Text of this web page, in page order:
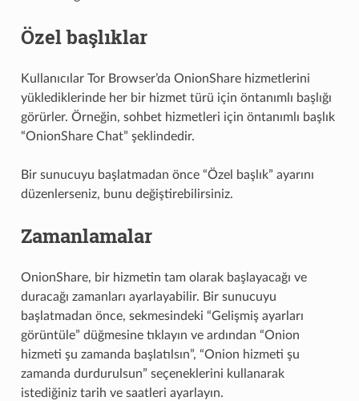
Özel başlıklar
Kullanıcılar Tor Browser’da OnionShare hizmetlerini
yüklediklerinde her bir hizmet türü için öntanımlı başlığı
görürler. Örneğin, sohbet hizmetleri için öntanımlı başlık
“OnionShare Chat” şeklindedir.
Bir sunucuyu başlatmadan önce “Özel başlık” ayarını
düzenlerseniz, bunu değiştirebilirsiniz.
Zamanlamalar
OnionShare, bir hizmetin tam olarak başlayacağı ve
duracağı zamanları ayarlayabilir. Bir sunucuyu
başlatmadan önce, sekmesindeki “Gelişmiş ayarları
görüntüle” düğmesine tıklayın ve ardından “Onion
hizmeti şu zamanda başlatılsın”, “Onion hizmeti şu
zamanda durdurulsun” seçeneklerini kullanarak
istediğiniz tarih ve saatleri ayarlayın.